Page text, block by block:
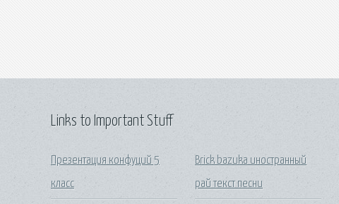
Links to Important Stuff
Презентация конфуций 5
класс
Brick bazuka иностранный
рай текст песни